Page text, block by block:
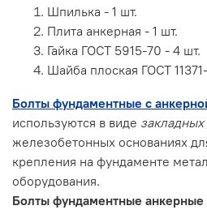
Шпилька - 1 шт.
Плита анкерная - 1 шт.
Гайка ГОСТ 5915-70 - 4 шт.
Шайба плоская ГОСТ
Болты фундаментные с
используются в виде
железобетонных основаниях
крепления на фундаменте
оборудования.
Болты фундаментные анкерные